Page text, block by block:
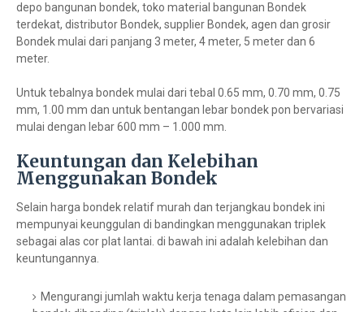
depo bangunan bondek, toko material bangunan Bondek
terdekat, distributor Bondek, supplier Bondek, agen dan grosir
Bondek mulai dari panjang 3 meter, 4 meter, 5 meter dan 6
meter.
Untuk tebalnya bondek mulai dari tebal 0.65 mm, 0.70 mm, 0.75
mm, 1.00 mm dan untuk bentangan lebar bondek pon bervariasi
mulai dengan lebar 600 mm – 1.000 mm.
Keuntungan dan Kelebihan
Menggunakan Bondek
Selain harga bondek relatif murah dan terjangkau bondek ini
mempunyai keunggulan di bandingkan menggunakan triplek
sebagai alas cor plat lantai. di bawah ini adalah kelebihan dan
keuntungannya.
Mengurangi jumlah waktu kerja tenaga dalam pemasangan